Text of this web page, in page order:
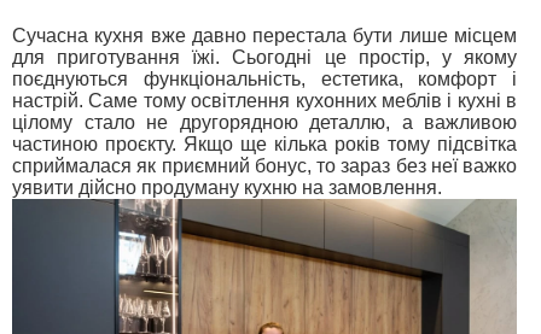
Сучасна кухня вже давно перестала бути лише місцем
для приготування їжі. Сьогодні це простір, у якому
поєднуються функціональність, естетика, комфорт і
настрій. Саме тому освітлення кухонних меблів і кухні в
цілому стало не другорядною деталлю, а важливою
частиною проєкту. Якщо ще кілька років тому підсвітка
сприймалася як приємний бонус, то зараз без неї важко
уявити дійсно продуману кухню на замовлення.